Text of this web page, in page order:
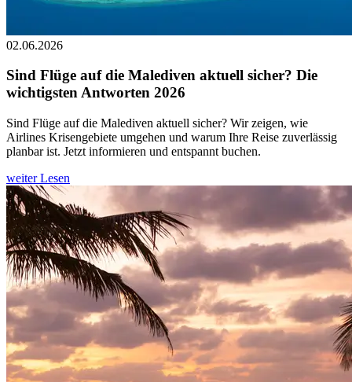
02.06.2026
Sind Flüge auf die Malediven aktuell sicher? Die
wichtigsten Antworten 2026
Sind Flüge auf die Malediven aktuell sicher? Wir zeigen, wie
Airlines Krisengebiete umgehen und warum Ihre Reise zuverlässig
planbar ist. Jetzt informieren und entspannt buchen.
weiter Lesen